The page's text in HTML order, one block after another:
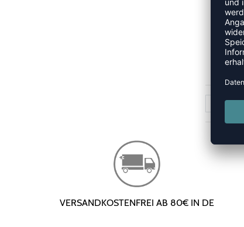
1
VERSANDKOSTENFREI AB 80€ IN DE